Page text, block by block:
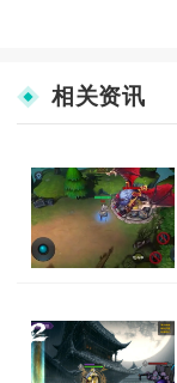
相关资讯